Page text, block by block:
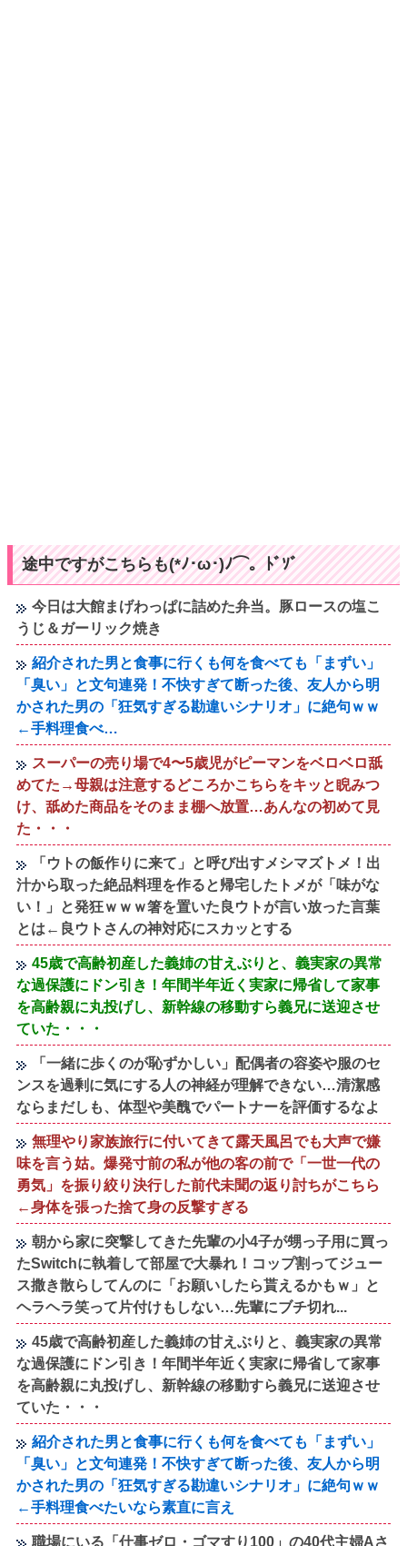
途中ですがこちらも(*ﾉ･ω･)ﾉ⌒。ﾄﾞｿﾞ
今日は大館まげわっぱに詰めた弁当。豚ロースの塩こ
うじ＆ガーリック焼き
紹介された男と食事に行くも何を食べても「まずい」
「臭い」と文句連発！不快すぎて断った後、友人から明
かされた男の「狂気すぎる勘違いシナリオ」に絶句ｗｗ
←手料理食べ…
スーパーの売り場で4〜5歳児がピーマンをベロベロ舐
めてた→母親は注意するどころかこちらをキッと睨みつ
け、舐めた商品をそのまま棚へ放置…あんなの初めて見
た・・・
「ウトの飯作りに来て」と呼び出すメシマズトメ！出
汁から取った絶品料理を作ると帰宅したトメが「味がな
い！」と発狂ｗｗｗ箸を置いた良ウトが言い放った言葉
とは←良ウトさんの神対応にスカッとする
45歳で高齢初産した義姉の甘えぶりと、義実家の異常
な過保護にドン引き！年間半年近く実家に帰省して家事
を高齢親に丸投げし、新幹線の移動すら義兄に送迎させ
ていた・・・
「一緒に歩くのが恥ずかしい」配偶者の容姿や服のセ
ンスを過剰に気にする人の神経が理解できない…清潔感
ならまだしも、体型や美醜でパートナーを評価するなよ
無理やり家族旅行に付いてきて露天風呂でも大声で嫌
味を言う姑。爆発寸前の私が他の客の前で「一世一代の
勇気」を振り絞り決行した前代未聞の返り討ちがこちら
←身体を張った捨て身の反撃すぎる
朝から家に突撃してきた先輩の小4子が甥っ子用に買っ
たSwitchに執着して部屋で大暴れ！コップ割ってジュー
ス撒き散らしてんのに「お願いしたら貰えるかもｗ」と
ヘラヘラ笑って片付けもしない…先輩にブチ切れ...
45歳で高齢初産した義姉の甘えぶりと、義実家の異常
な過保護にドン引き！年間半年近く実家に帰省して家事
を高齢親に丸投げし、新幹線の移動すら義兄に送迎させ
ていた・・・
紹介された男と食事に行くも何を食べても「まずい」
「臭い」と文句連発！不快すぎて断った後、友人から明
かされた男の「狂気すぎる勘違いシナリオ」に絶句ｗｗ
←手料理食べたいなら素直に言え
職場にいる「仕事ゼロ・ゴマすり100」の40代主婦Aさ